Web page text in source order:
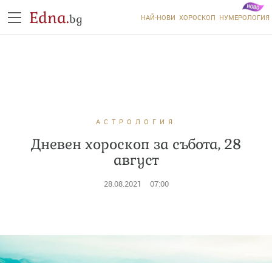
Edna.bg НАЙ-НОВИ ХОРОСКОП НУМЕРОЛОГИЯ
АСТРОЛОГИЯ
Дневен хороскоп за събота, 28
август
28.08.2021 07:00